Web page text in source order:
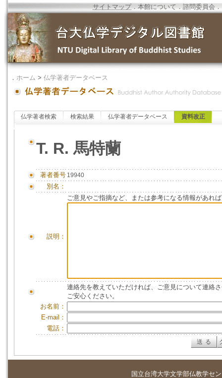
サイトマップ．本館について ．諮問委員会 ．
． ホーム > 仏学著者データベース
仏学著者検索 検索結果 仏学著者データベース 資料改正
T. R. 馬特蘭
著者番号 19940
別名：
説明：
ご意見やご指摘など、または参考になる情報があれ
連絡先を教えていただければ、ご意見について連絡
ご安心ください。
お名前：
E-mail：
電話：
国立台湾大学文学部仏教学セ